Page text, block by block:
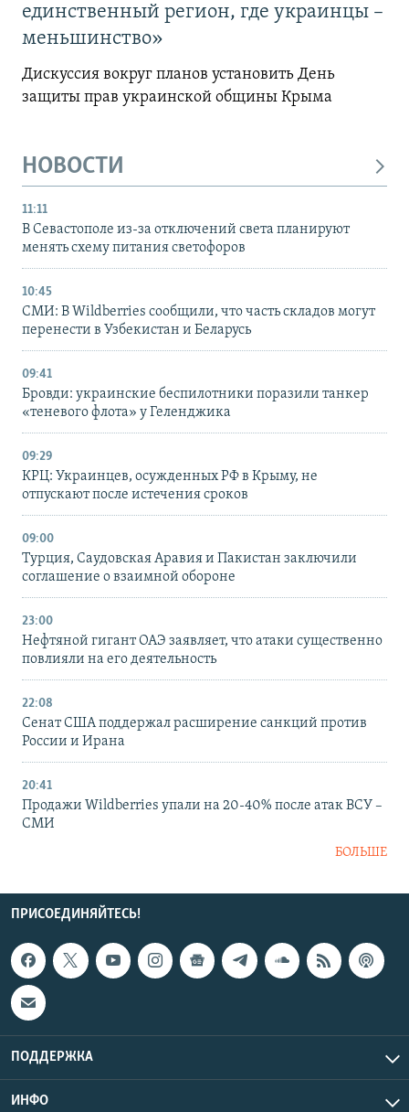
единственный регион, где украинцы –
меньшинство»
Дискуссия вокруг планов установить День
защиты прав украинской общины Крыма
НОВОСТИ
11:11
В Севастополе из-за отключений света планируют
менять схему питания светофоров
10:45
СМИ: В Wildberries сообщили, что часть складов могут
перенести в Узбекистан и Беларусь
09:41
Бровди: украинские беспилотники поразили танкер
«теневого флота» у Геленджика
09:29
КРЦ: Украинцев, осужденных РФ в Крыму, не
отпускают после истечения сроков
09:00
Турция, Саудовская Аравия и Пакистан заключили
соглашение о взаимной обороне
23:00
Нефтяной гигант ОАЭ заявляет, что атаки существенно
повлияли на его деятельность
22:08
Сенат США поддержал расширение санкций против
России и Ирана
20:41
Продажи Wildberries упали на 20-40% после атак ВСУ –
СМИ
БОЛЬШЕ
ПРИСОЕДИНЯЙТЕСЬ!
ПОДДЕРЖКА
ИНФО